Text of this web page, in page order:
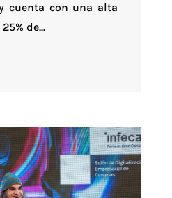
cuenta con una alta
de...